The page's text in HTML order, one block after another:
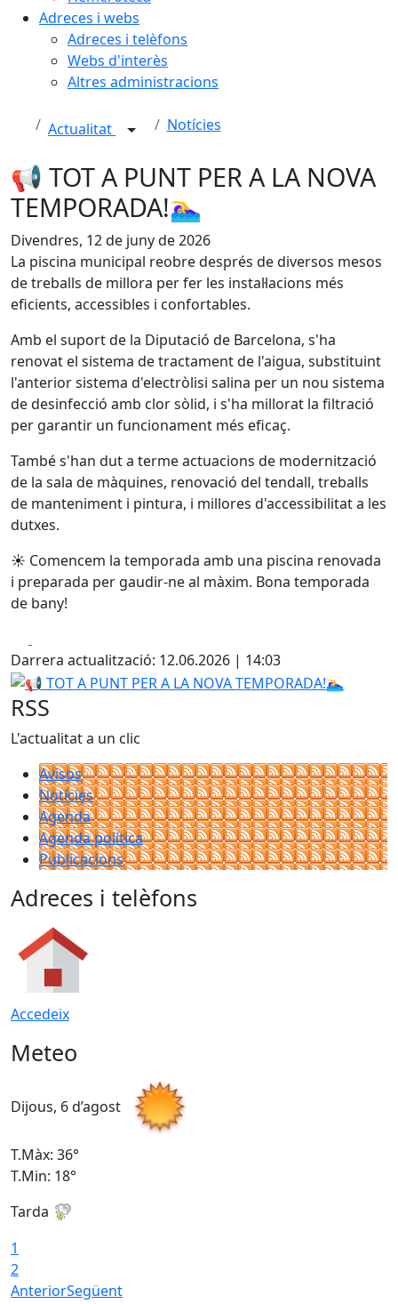
Adreces i webs
Adreces i telèfons
Webs d'interès
Altres administracions
Actualitat Notícies
📢 TOT A PUNT PER A LA NOVA
TEMPORADA!🏊‍♀️
Divendres, 12 de juny de 2026
La piscina municipal reobre després de diversos mesos
de treballs de millora per fer les instal·lacions més
eficients, accessibles i confortables.
Amb el suport de la Diputació de Barcelona, s'ha
renovat el sistema de tractament de l'aigua, substituint
l'anterior sistema d'electròlisi salina per un nou sistema
de desinfecció amb clor sòlid, i s'ha millorat la filtració
per garantir un funcionament més eficaç.
També s'han dut a terme actuacions de modernització
de la sala de màquines, renovació del tendall, treballs
de manteniment i pintura, i millores d'accessibilitat a les
dutxes.
☀ ️ Comencem la temporada amb una piscina renovada
i preparada per gaudir-ne al màxim. Bona temporada
de bany!
Darrera actualització: 12.06.2026 | 14:03
📢 TOT A PUNT PER A LA NOVA TEMPORADA!🏊‍♀️
RSS
L'actualitat a un clic
Avisos
Notícies
Agenda
Agenda política
Publicacions
Adreces i telèfons
Accedeix
Meteo
Dijous, 6 d’agost
T.Màx: 36°
T.Min: 18°
Tarda
1
2
AnteriorSegüent